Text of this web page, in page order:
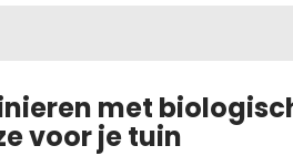
met
voor je tuin